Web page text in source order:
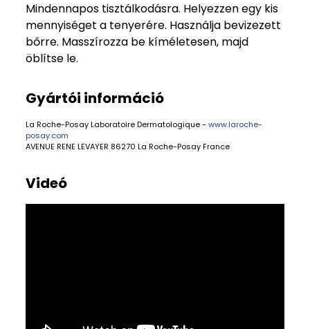
Mindennapos tisztálkodásra. Helyezzen egy kis
mennyiséget a tenyerére. Használja bevizezett
bőrre. Masszírozza be kíméletesen, majd
öblítse le.
Gyártói információ
La Roche-Posay Laboratoire Dermatologique - www.laroche-
posay.com
AVENUE RENE LEVAYER 86270 La Roche-Posay France
Videó